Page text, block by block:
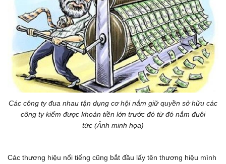
Các công ty đua nhau tận dụng cơ hội nắm giữ quyền sở hữu các
công ty kiếm được khoản tiền lớn trước đó từ đó nắm đuôi
tức (Ảnh minh họa)
Các thương hiệu nổi tiếng cũng bắt đầu lấy tên thương hiệu mình